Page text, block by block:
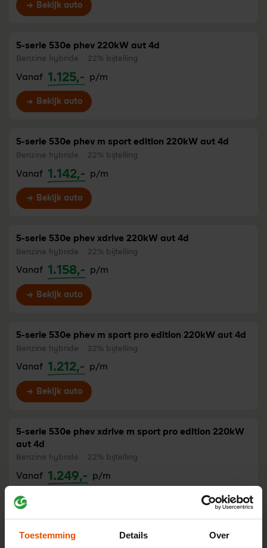
Toestemming Details Over
Bekijk auto
5-serie 530e phev 220kW aut 4d
Benzine hybride 22% bijtelling
Vanaf 1.125,- p/m
Bekijk auto
5-serie 530e phev m sport edition 220kW aut 4d
Benzine hybride 22% bijtelling
Vanaf 1.142,- p/m
Bekijk auto
5-serie 530e phev xdrive 220kW aut 4d
Benzine hybride 22% bijtelling
Vanaf 1.158,- p/m
Bekijk auto
5-serie 530e phev m sport pro edition 220kW aut 4d
Benzine hybride 22% bijtelling
Vanaf 1.212,- p/m
Bekijk auto
5-serie 530e phev xdrive m sport pro edition 220kW
aut 4d
Benzine hybride 22% bijtelling
Vanaf 1.249,- p/m
5-serie 550e phev xdrive 360kW aut 4d